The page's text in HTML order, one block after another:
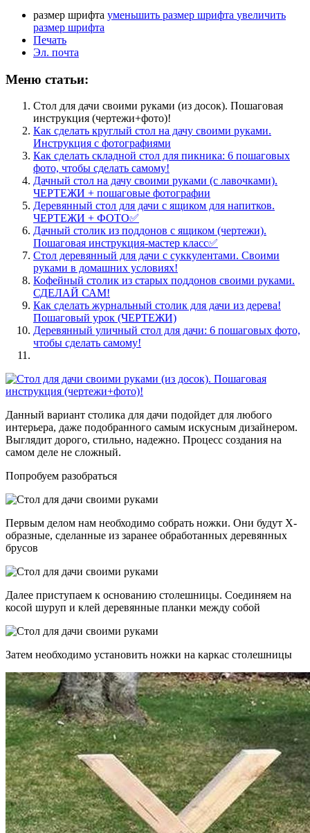
размер шрифта уменьшить размер шрифта увеличить
размер шрифта
Печать
Эл. почта
Меню статьи:
Стол для дачи своими руками (из досок). Пошаговая
инструкция (чертежи+фото)!
Как сделать круглый стол на дачу своими руками.
Инструкция с фотографиями
Как сделать складной стол для пикника: 6 пошаговых
фото, чтобы сделать самому!
Дачный стол на дачу своими руками (с лавочками).
ЧЕРТЕЖИ + пошаговые фотографии
Деревянный стол для дачи с ящиком для напитков.
ЧЕРТЕЖИ + ФОТО✅
Дачный столик из поддонов с ящиком (чертежи).
Пошаговая инструкция-мастер класс✅
Стол деревянный для дачи с суккулентами. Своими
руками в домашних условиях!
Кофейный столик из старых поддонов своими руками.
СДЕЛАЙ САМ!
Как сделать журнальный столик для дачи из дерева!
Пошаговый урок (ЧЕРТЕЖИ)
Деревянный уличный стол для дачи: 6 пошаговых фото,
чтобы сделать самому!
Данный вариант столика для дачи подойдет для любого
интерьера, даже подобранного самым искусным дизайнером.
Выглядит дорого, стильно, надежно. Процесс создания на
самом деле не сложный.
Попробуем разобраться
Первым делом нам необходимо собрать ножки. Они будут Х-
образные, сделанные из заранее обработанных деревянных
брусов
Далее приступаем к основанию столешницы. Соединяем на
косой шуруп и клей деревянные планки между собой
Затем необходимо установить ножки на каркас столешницы